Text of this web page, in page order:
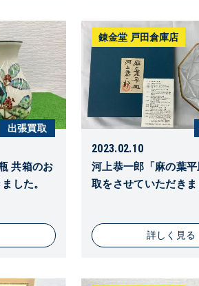
出張買取
共箱のお
した。
錬金堂 戸田倉庫店
2023.02.10
河上恭一郎「麻の葉
取をさせていただきま
詳しく見る